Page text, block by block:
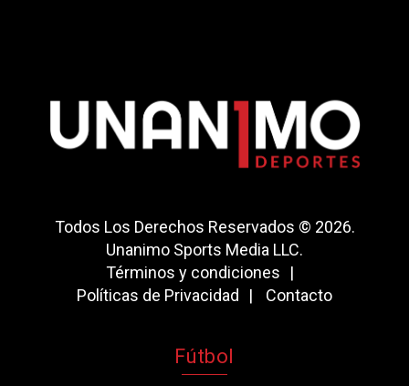
Todos Los Derechos Reservados © 2026.
Unanimo Sports Media LLC.
Términos y condiciones
Políticas de Privacidad
Contacto
Fútbol